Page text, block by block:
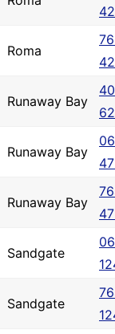
Roma
Runaway Bay
Runaway Bay
Runaway Bay
Sandgate
Sandgate